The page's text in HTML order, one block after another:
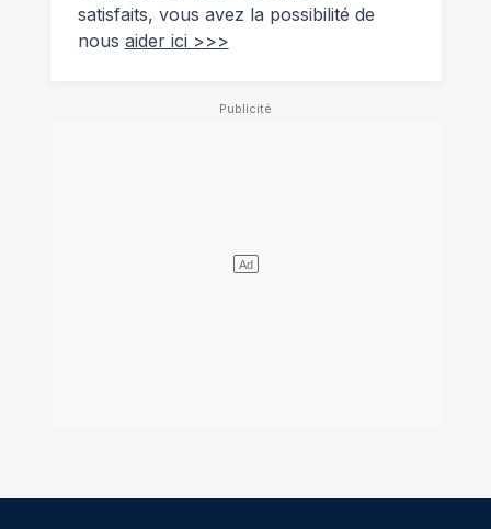
satisfaits, vous avez la possibilité de
nous aider ici >>>